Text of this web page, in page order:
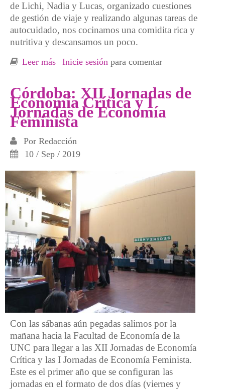
de Lichi, Nadia y Lucas, organizado cuestiones
de gestión de viaje y realizando algunas tareas de
autocuidado, nos cocinamos una comidita rica y
nutritiva y descansamos un poco.
Leer más sobre Alejándonos de la ciudad. Despedida de
Inicie sesión para comentar
Córdoba: XII Jornadas de
Economía Crítica y I
Jornadas de Economía
Feminista
Por Redacción
10 / Sep / 2019
Con las sábanas aún pegadas salimos por la
mañana hacia la Facultad de Economía de la
UNC para llegar a las XII Jornadas de Economía
Crítica y las I Jornadas de Economía Feminista.
Este es el primer año que se configuran las
jornadas en el formato de dos días (viernes y